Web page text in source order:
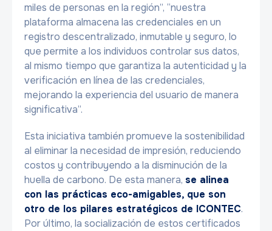
miles de personas en la región”, “nuestra
plataforma almacena las credenciales en un
registro descentralizado, inmutable y seguro, lo
que permite a los individuos controlar sus datos,
al mismo tiempo que garantiza la autenticidad y la
verificación en línea de las credenciales,
mejorando la experiencia del usuario de manera
significativa”.
Esta iniciativa también promueve la sostenibilidad
al eliminar la necesidad de impresión, reduciendo
costos y contribuyendo a la disminución de la
huella de carbono. De esta manera, se alinea
con las prácticas eco-amigables, que son
otro de los pilares estratégicos de ICONTEC.
Por último, la socialización de estos certificados